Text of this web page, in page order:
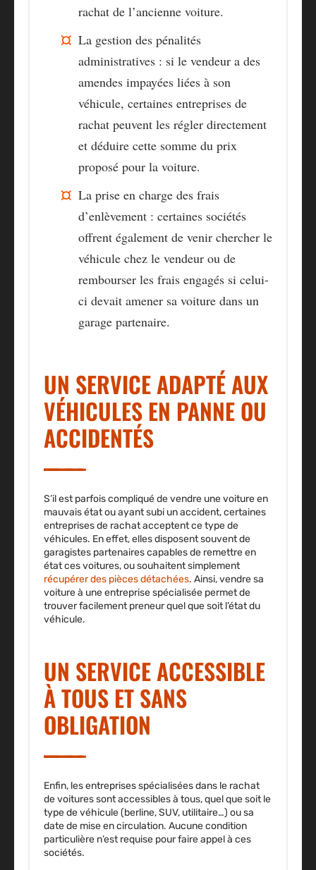
rachat de l’ancienne voiture.
La gestion des pénalités
administratives : si le vendeur a des
amendes impayées liées à son
véhicule, certaines entreprises de
rachat peuvent les régler directement
et déduire cette somme du prix
proposé pour la voiture.
La prise en charge des frais
d’enlèvement : certaines sociétés
offrent également de venir chercher le
véhicule chez le vendeur ou de
rembourser les frais engagés si celui-
ci devait amener sa voiture dans un
garage partenaire.
UN SERVICE ADAPTÉ AUX
VÉHICULES EN PANNE OU
ACCIDENTÉS
S’il est parfois compliqué de vendre une voiture en
mauvais état ou ayant subi un accident, certaines
entreprises de rachat acceptent ce type de
véhicules. En effet, elles disposent souvent de
garagistes partenaires capables de remettre en
état ces voitures, ou souhaitent simplement
récupérer des pièces détachées. Ainsi, vendre sa
voiture à une entreprise spécialisée permet de
trouver facilement preneur quel que soit l’état du
véhicule.
UN SERVICE ACCESSIBLE
À TOUS ET SANS
OBLIGATION
Enfin, les entreprises spécialisées dans le rachat
de voitures sont accessibles à tous, quel que soit le
type de véhicule (berline, SUV, utilitaire…) ou sa
date de mise en circulation. Aucune condition
particulière n’est requise pour faire appel à ces
sociétés.